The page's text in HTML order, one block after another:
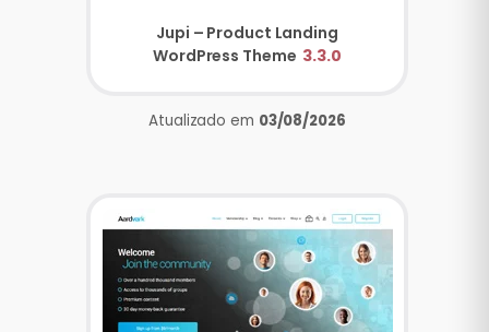
Jupi – Product Landing
WordPress Theme 3.3.0
Atualizado em 03/08/2026